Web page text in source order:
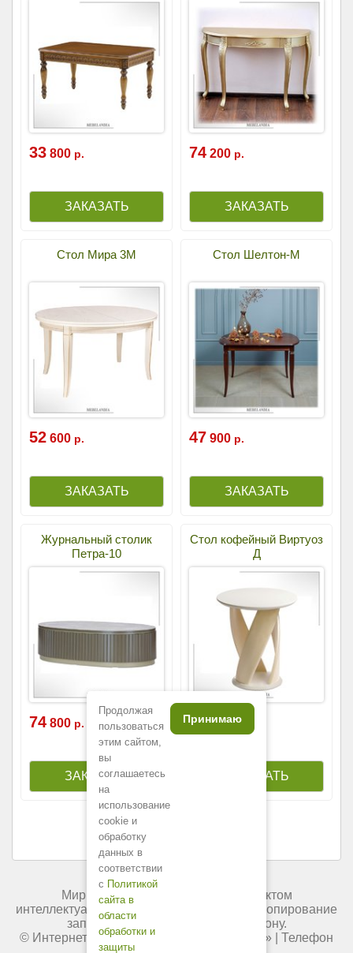
33 800 р. 74 200 р.
Стол Мира 3М
52 600 р.
Стол Шелтон-М
47 900 р.
Журнальный столик
Петра-10
74 800 р.
Cтол кофейный Виртуоз
Д
85 700р.
Мир мебели России является объектом
интеллектуальной собственности. Любое копирование
запрещено и преследуется по закону.
© Интернет-магазин « Мир мебели России
» | Телефон
Продолжая
пользоваться
этим сайтом,
вы
соглашаетесь
на
использование
cookie и
обработку
данных в
соответствии
с Политикой
сайта в
области
обработки и
защиты
Принимаю